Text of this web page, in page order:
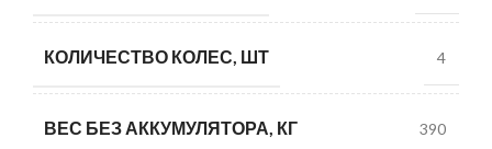
КОЛИЧЕСТВО КОЛЕС, ШТ 4
ВЕС БЕЗ АККУМУЛЯТОРА, КГ 390